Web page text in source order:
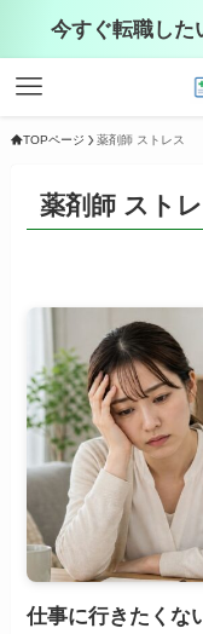
今すぐ転職し
TOPページ 薬剤師 ストレス
薬剤師 スト
仕事に行きたくな